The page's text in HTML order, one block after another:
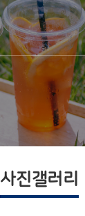
사진갤러리